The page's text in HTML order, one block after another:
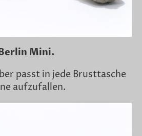
Mini.
passt in jede Brusttasche
aufzufallen.